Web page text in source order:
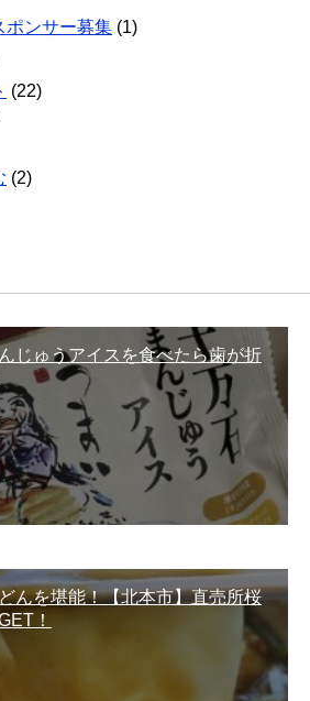
ポンサー募集 (1)
(22)
(2)
じゅうアイスを食べたら歯が折
んを堪能！【北本市】直売所桜
！